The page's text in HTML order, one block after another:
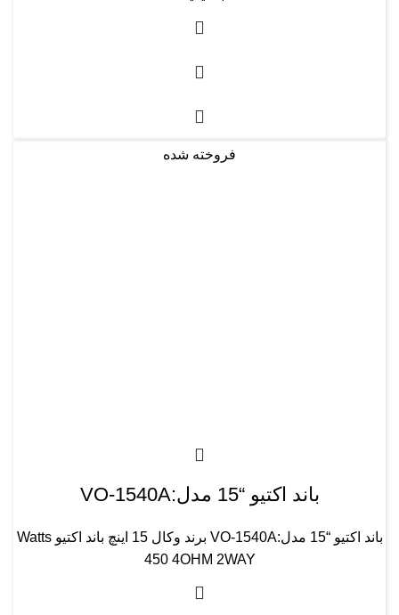
فروخته شده
باند اکتیو “15 مدل:VO-1540A
باند اکتیو “15 مدل:VO-1540A برند وکال 15 اینچ باند اکتیو Watts
450 4OHM 2WAY